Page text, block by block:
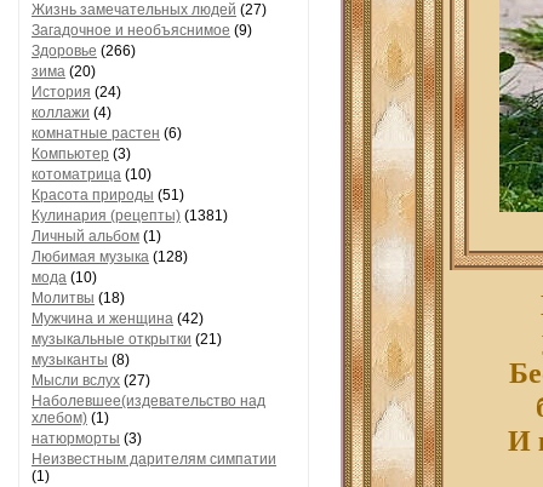
Жизнь замечательных людей (27)
Загадочное и необъяснимое (9)
Здоровье (266)
зима (20)
История (24)
коллажи (4)
комнатные растен (6)
Компьютер (3)
котоматрица (10)
Красота природы (51)
Кулинария (рецепты) (1381)
Личный альбом (1)
Любимая музыка (128)
мода (10)
Молитвы (18)
Мужчина и женщина (42)
музыкальные открытки (21)
музыканты (8)
Мысли вслух (27)
Наболевшее(издевательство над
хлебом) (1)
натюрморты (3)
Неизвестным дарителям симпатии
(1)
И